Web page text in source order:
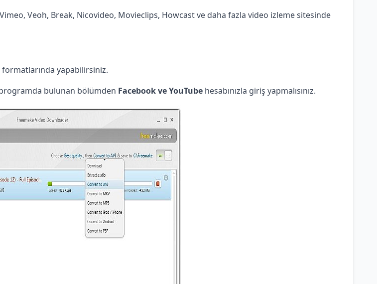
Veoh, Break, Nicovideo, Movieclips, Howcast ve daha fazla video izleme sitesinde
formatlarında yapabilirsiniz.
bulunan bölümden Facebook ve YouTube hesabınızla giriş yapmalısınız.